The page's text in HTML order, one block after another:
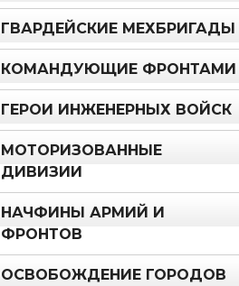
ГВАРДЕЙСКИЕ МЕХБРИГАДЫ
КОМАНДУЮЩИЕ ФРОНТАМИ
ГЕРОИ ИНЖЕНЕРНЫХ ВОЙСК
МОТОРИЗОВАННЫЕ
ДИВИЗИИ
НАЧФИНЫ АРМИЙ И
ФРОНТОВ
ОСВОБОЖДЕНИЕ ГОРОДОВ